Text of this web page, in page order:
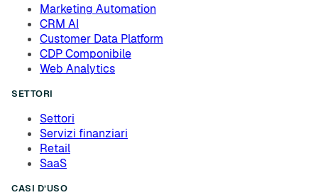
Marketing Automation
CRM AI
Customer Data Platform
CDP Componibile
Web Analytics
SETTORI
Settori
Servizi finanziari
Retail
SaaS
CASI D’USO